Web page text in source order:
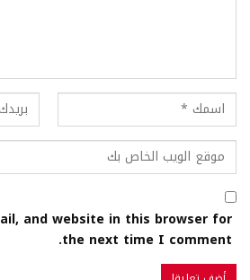
and website in this browser for
the next time I comment.